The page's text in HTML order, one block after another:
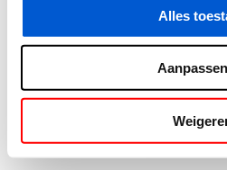
Alles
Aanpassen